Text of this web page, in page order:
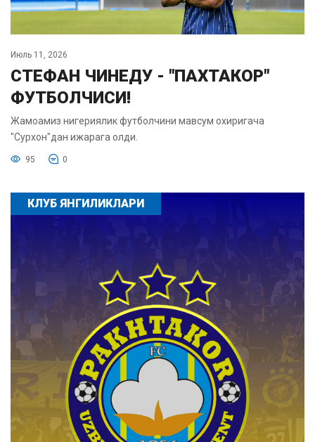
Июль 11, 2026
СТЕФАН ЧИНЕДУ - "ПАХТАКОР"
ФУТБОЛЧИСИ!
Жамоамиз нигериялик футболчини мавсум охиригача
"Сурхон"дан ижарага олди.
95 0
КЛУБ ЯНГИЛИКЛАРИ